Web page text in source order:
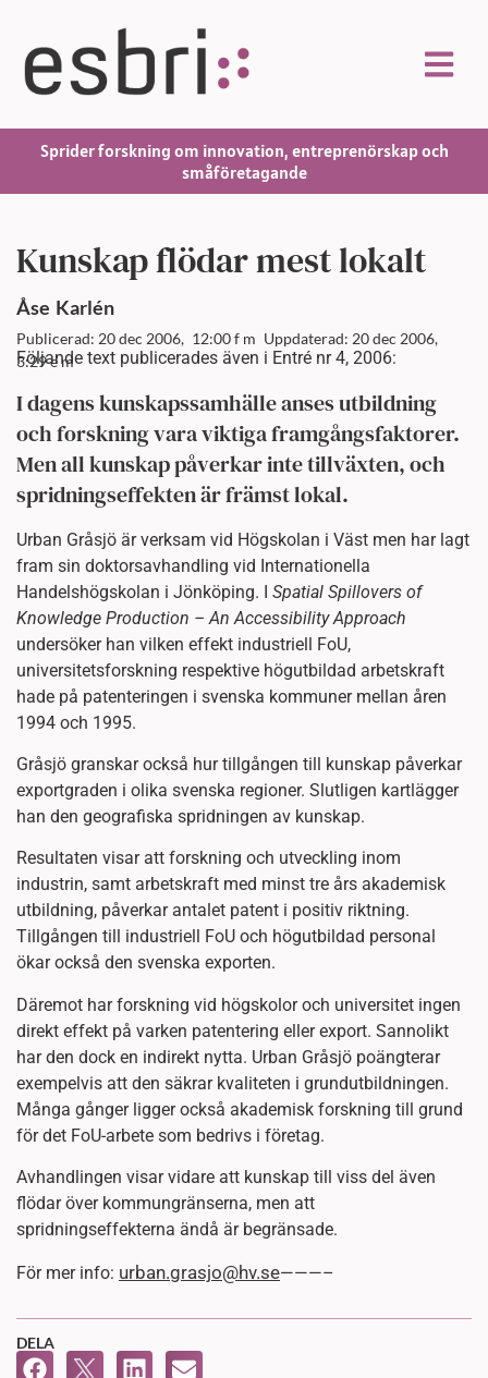
Sprider forskning om innovation, entreprenörskap och
småföretagande
Kunskap flödar mest lokalt
Åse Karlén
Publicerad: 20 dec 2006, 12:00 f m Uppdaterad: 20 dec 2006,
3:29 e m
Följande text publicerades även i Entré nr 4, 2006:
I dagens kunskapssamhälle anses utbildning
och forskning vara viktiga framgångsfaktorer.
Men all kunskap påverkar inte tillväxten, och
spridningseffekten är främst lokal.
Urban Gråsjö är verksam vid Högskolan i Väst men har lagt
fram sin doktorsavhandling vid Internationella
Handelshögskolan i Jönköping. I Spatial Spillovers of
Knowledge Production – An Accessibility Approach
undersöker han vilken effekt industriell FoU,
universitetsforskning respektive högutbildad arbetskraft
hade på patenteringen i svenska kommuner mellan åren
1994 och 1995.
Gråsjö granskar också hur tillgången till kunskap påverkar
exportgraden i olika svenska regioner. Slutligen kartlägger
han den geografiska spridningen av kunskap.
Resultaten visar att forskning och utveckling inom
industrin, samt arbetskraft med minst tre års akademisk
utbildning, påverkar antalet patent i positiv riktning.
Tillgången till industriell FoU och högutbildad personal
ökar också den svenska exporten.
Däremot har forskning vid högskolor och universitet ingen
direkt effekt på varken patentering eller export. Sannolikt
har den dock en indirekt nytta. Urban Gråsjö poängterar
exempelvis att den säkrar kvaliteten i grundutbildningen.
Många gånger ligger också akademisk forskning till grund
för det FoU-arbete som bedrivs i företag.
Avhandlingen visar vidare att kunskap till viss del även
flödar över kommungränserna, men att
spridningseffekterna ändå är begränsade.
För mer info: urban.grasjo@hv.se———–
DELA